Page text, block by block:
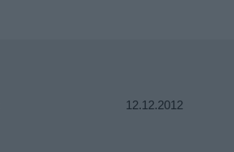
12.12.2012